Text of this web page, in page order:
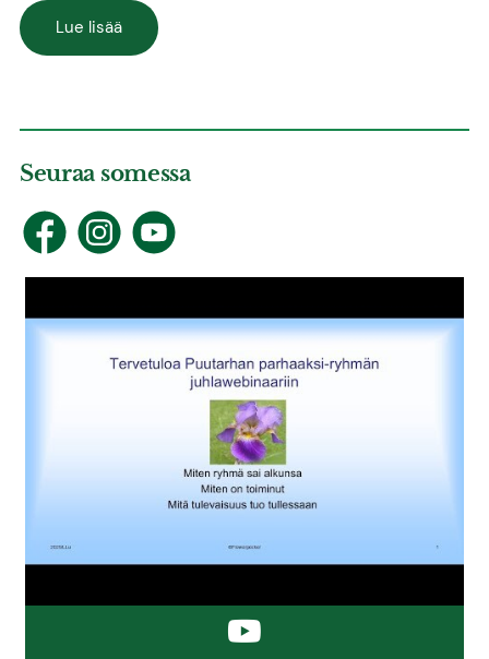
Lue lisää
Seuraa somessa